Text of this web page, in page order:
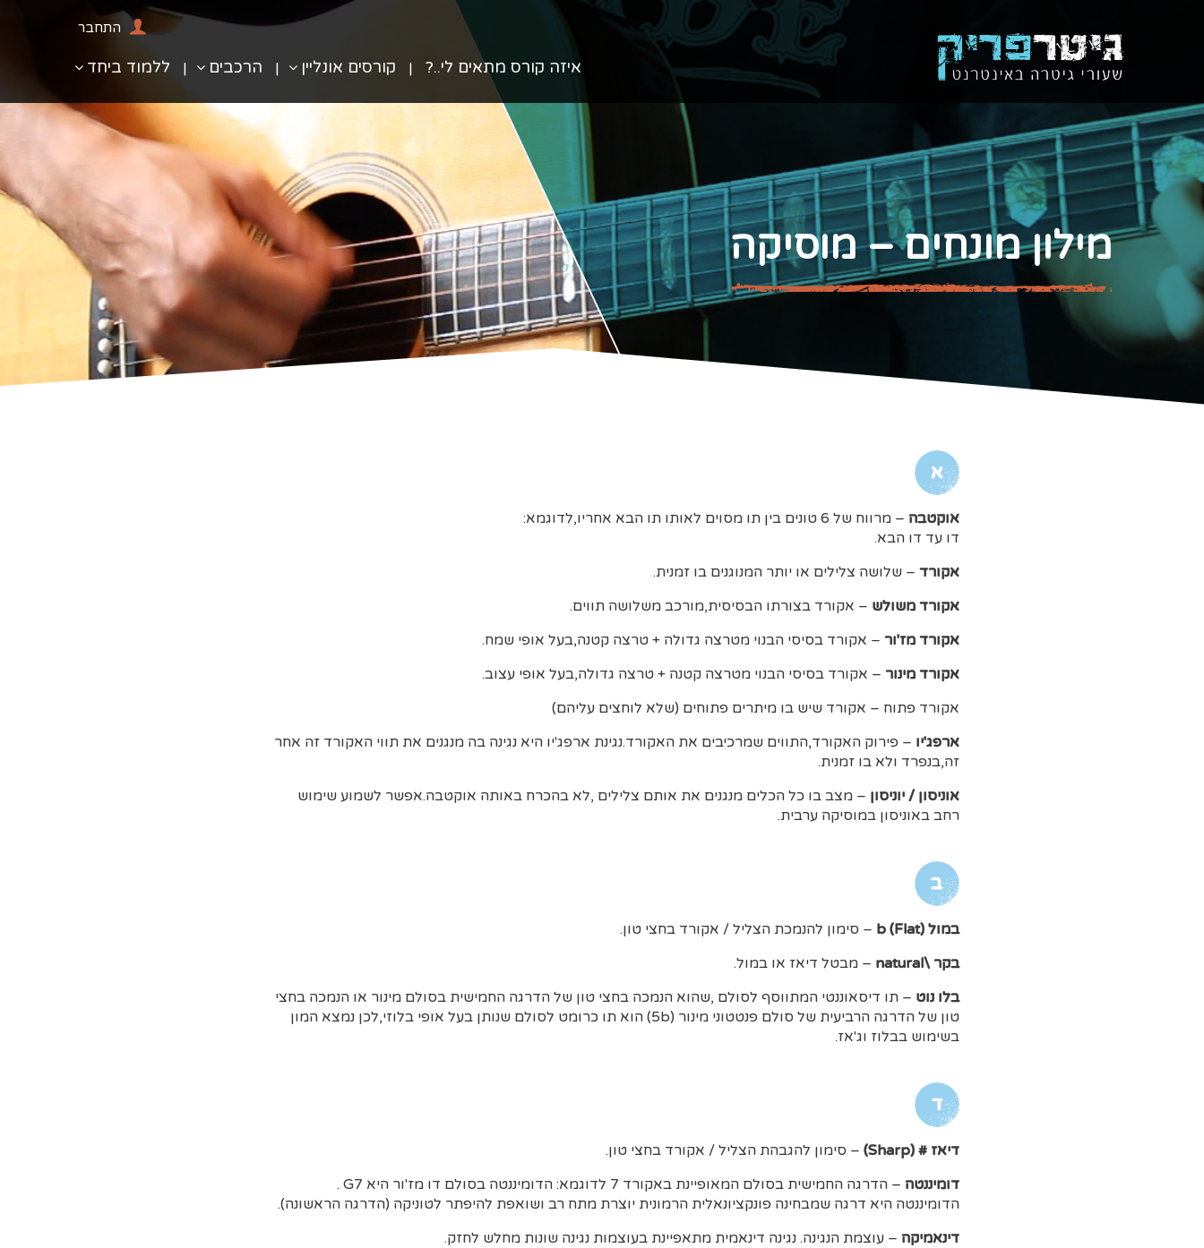
התחבר
איזה קורס מתאים לי..? קורסים אונליין הרכבים ללמוד ביחד
מילון מונחים – מוסיקה
א
אוקטבה – מרווח של 6 טונים בין תו מסוים לאותו תו הבא אחריו,לדוגמא:
דו עד דו הבא.
אקורד – שלושה צלילים או יותר המנוגנים בו זמנית.
אקורד משולש – אקורד בצורתו הבסיסית,מורכב משלושה תווים.
אקורד מז'ור – אקורד בסיסי הבנוי מטרצה גדולה + טרצה קטנה,בעל אופי שמח.
אקורד מינור – אקורד בסיסי הבנוי מטרצה קטנה + טרצה גדולה,בעל אופי עצוב.
אקורד פתוח – אקורד שיש בו מיתרים פתוחים (שלא לוחצים עליהם)
ארפג'יו – פירוק האקורד,התווים שמרכיבים את האקורד.נגינת ארפג'יו היא נגינה בה מנגנים את תווי האקורד זה אחר
זה,בנפרד ולא בו זמנית.
אוניסון / יוניסון – מצב בו כל הכלים מנגנים את אותם צלילים ,לא בהכרח באותה אוקטבה.אפשר לשמוע שימוש
רחב באוניסון במוסיקה ערבית.
ב
במול b (Flat)
– סימון להנמכת הצליל / אקורד בחצי טון.
בקר \natural
– מבטל דיאז או במול.
בלו נוט – תו דיסאוננטי המתווסף לסולם ,שהוא הנמכה בחצי טון של הדרגה החמישית בסולם מינור או הנמכה בחצי
טון של הדרגה הרביעית של סולם פנטטוני מינור (5b) הוא תו כרומט לסולם שנותן בעל אופי בלוזי,לכן נמצא המון
בשימוש בבלוז וג'אז.
ד
דיאז # (Sharp)
– סימון להגבהת הצליל / אקורד בחצי טון.
דומיננטה – הדרגה החמישית בסולם המאופיינת באקורד 7 לדוגמא: הדומיננטה בסולם דו מז'ור היא G7 .
הדומיננטה היא דרגה שמבחינה פונקציונאלית הרמונית יוצרת מתח רב ושואפת להיפתר לטוניקה (הדרגה הראשונה).
דינאמיקה – עוצמת הנגינה. נגינה דינאמית מתאפיינת בעוצמות נגינה שונות מחלש לחזק.